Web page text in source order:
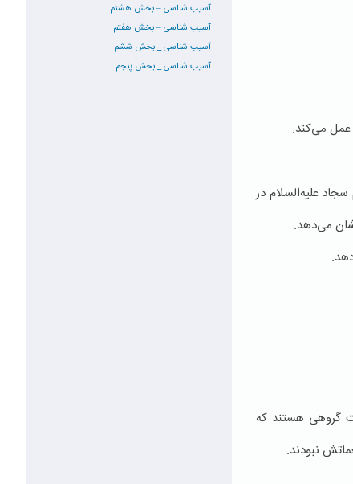
می‌كند.
علیه‌السلام در
می‌دهد.
گروهی هستند كه
نبودند.
آسیب شناسی – بخش هشتم
آسیب شناسی – بخش هفتم
آسیب شناسی _ بخش ششم
آسیب شناسی _ بخش پنجم